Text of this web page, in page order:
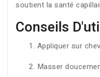
soutient la santé
Conseils
1. Appliquer sur
2. Masser